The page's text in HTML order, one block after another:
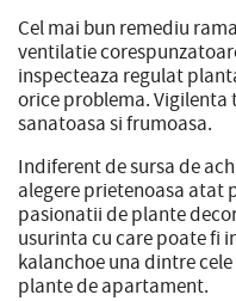
Cel mai bun remediu
ventilatie
inspecteaza regulat
orice problema. Vigilenta
sanatoasa si frumoasa.
Indiferent de sursa de
alegere prietenoasa atat
pasionatii de plante
usurinta cu care poate fi
kalanchoe una dintre
plante de apartament.